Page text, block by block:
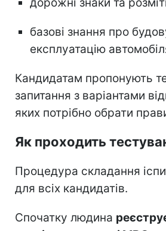
базові знання про
експлуатацію
Кандидатам пропонують
запитання з варіантами
яких потрібно обрати
Як проходить
Процедура складання
для всіх кандидатів.
Спочатку людина